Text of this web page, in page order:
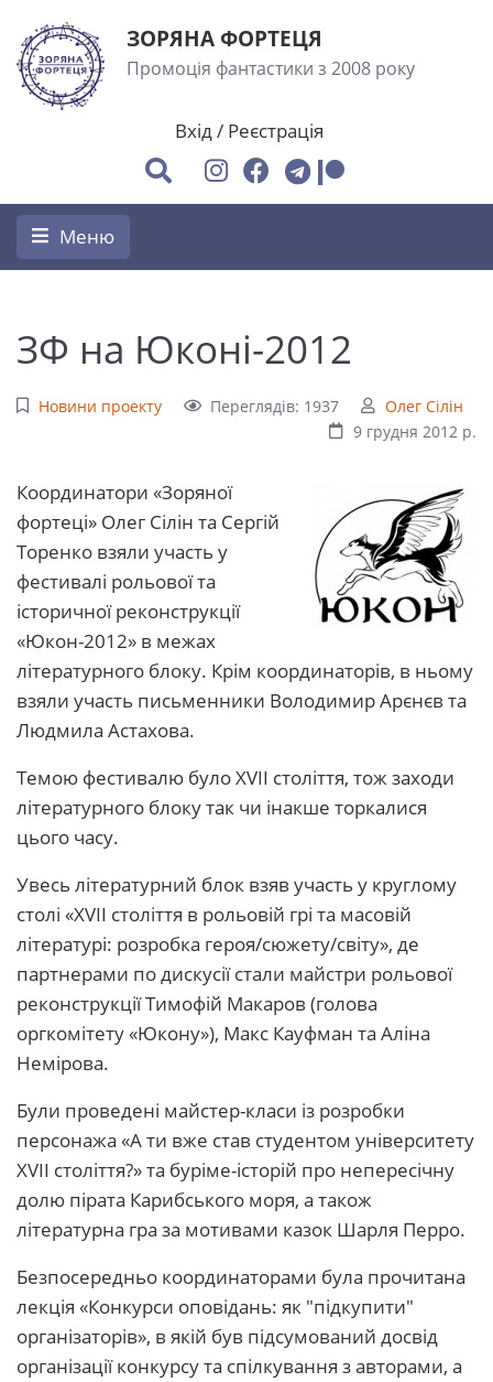
ЗОРЯНА ФОРТЕЦЯ
Промоція фантастики з 2008 року
Вхід/ Реєстрація
Меню
ЗФ на Юконі-2012
Новини проекту Переглядів: 1937
Олег Сілін
9 грудня 2012 р.
Координатори «Зоряної
фортеці» Олег Сілін та Сергій
Торенко взяли участь у
фестивалі рольової та
історичної реконструкції
«Юкон-2012» в межах
літературного блоку. Крім координаторів, в ньому
взяли участь письменники Володимир Арєнєв та
Людмила Астахова.
Темою фестивалю було XVII століття, тож заходи
літературного блоку так чи інакше торкалися
цього часу.
Увесь літературний блок взяв участь у круглому
столі «XVII століття в рольовій грі та масовій
літературі: розробка героя/сюжету/світу», де
партнерами по дискусії стали майстри рольової
реконструкції Тимофій Макаров (голова
оргкомітету «Юкону»), Макс Кауфман та Аліна
Немірова.
Були проведені майстер-класи із розробки
персонажа «А ти вже став студентом університету
XVII століття?» та буріме-історій про непересічну
долю пірата Карибського моря, а також
літературна гра за мотивами казок Шарля Перро.
Безпосередньо координаторами була прочитана
лекція «Конкурси оповідань: як "підкупити"
організаторів», в якій був підсумований досвід
організації конкурсу та спілкування з авторами, а